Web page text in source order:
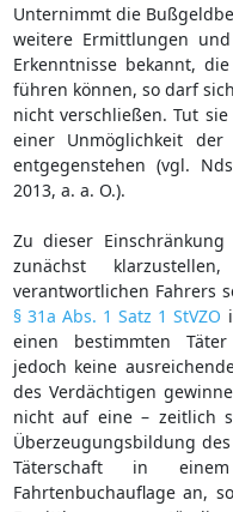
Unternimmt die
weitere Ermittlungen
Erkenntnisse bekannt,
führen können, so darf
nicht verschließen. Tut
einer Unmöglichkeit der
entgegenstehen (vgl.
2013, a. a. O.).
Zu dieser
zunächst
verantwortlichen Fahrers
§ 31a Abs. 1 Satz 1 StVZO
einen bestimmten
jedoch keine
des Verdächtigen
nicht auf eine – zeitlich
Überzeugungsbildung
Täterschaft in
Fahrtenbuchauflage an,